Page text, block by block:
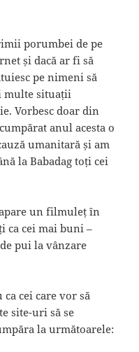
porumbei de pe
și dacă ar fi să
pe nimeni să
multe situații
Vorbesc doar din
anul acesta o
umanitară și am
la Babadag toți cei
un filmuleț în
ca cei mai buni –
pui la vânzare
cei care vor să
site-uri să se
la următoarele: